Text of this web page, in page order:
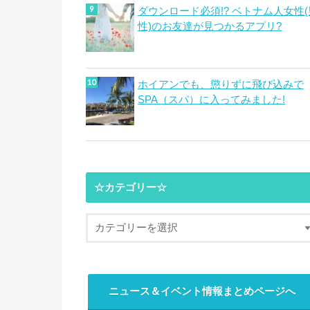
ダウンロード必須!? ベトナム人女性(
性)のお友達が見つかるアプリ?
ホイアンでも、懲りずに飛び込みで
SPA（スパ）に入ってみました!
☆カテゴリー☆
ニュース＆イベント情報まとめページへ